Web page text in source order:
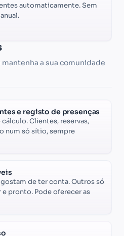
automaticamente. Sem
a sua comunidade
e registo de presenças
Clientes, reservas,
num só sítio, sempre
de ter conta. Outros só
e pronto. Pode oferecer as